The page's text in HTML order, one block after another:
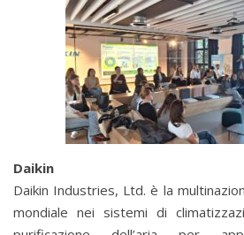
Daikin
Daikin Industries, Ltd. è la
mondiale nei sistemi di